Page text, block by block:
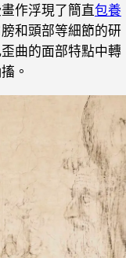
作浮現了簡直包養
和頭部等細節的研
曲的面部特點中轉
。